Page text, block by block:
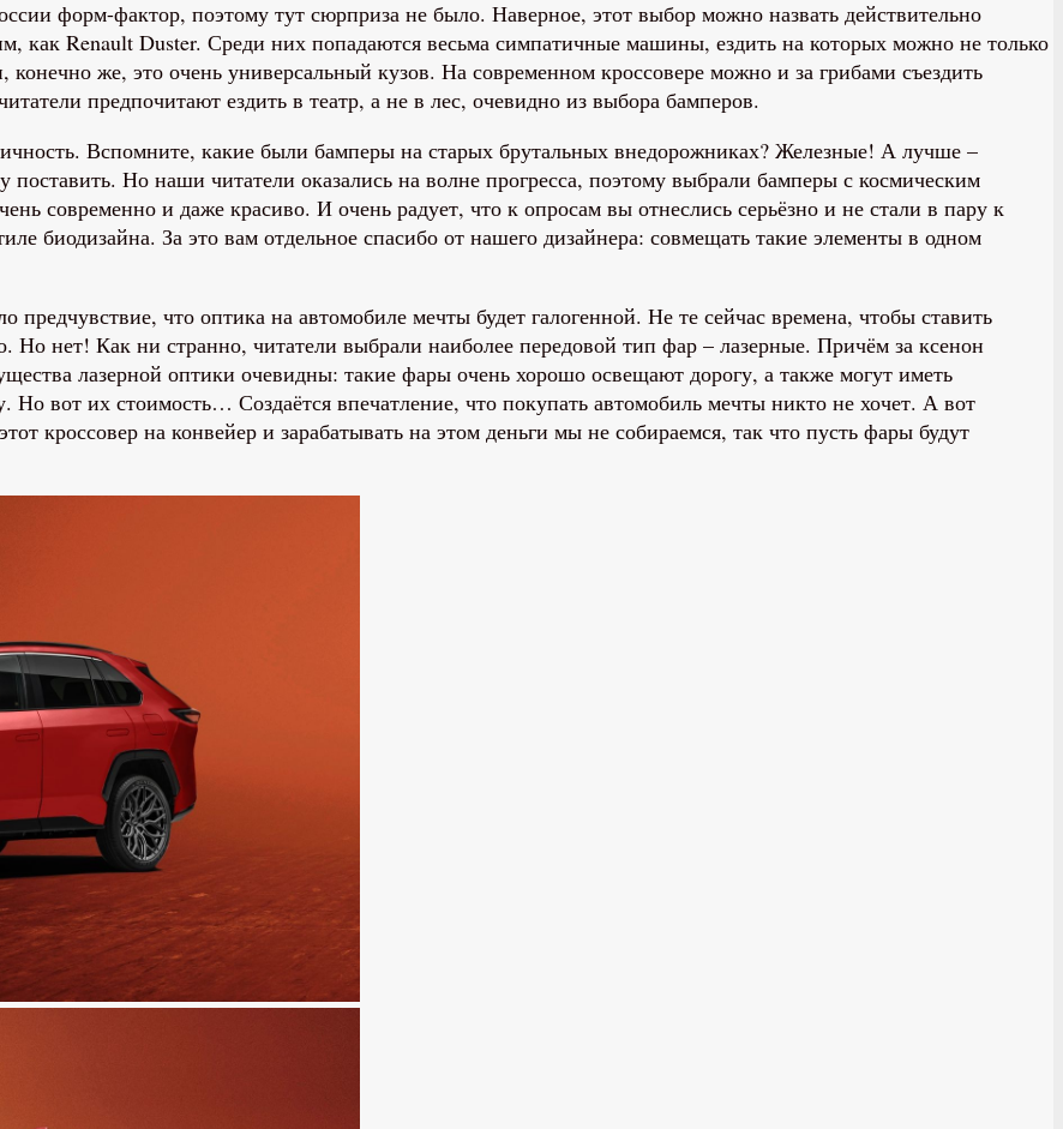
форм-фактор, поэтому тут сюрприза не было. Наверное, этот выбор можно назвать действительно
как Renault Duster. Среди них попадаются весьма симпатичные машины, ездить на которых можно не только
же, это очень универсальный кузов. На современном кроссовере можно и за грибами съездить
предпочитают ездить в театр, а не в лес, очевидно из выбора бамперов.
Вспомните, какие были бамперы на старых брутальных внедорожниках? Железные! А лучше –
Но наши читатели оказались на волне прогресса, поэтому выбрали бамперы с космическим
современно и даже красиво. И очень радует, что к опросам вы отнеслись серьёзно и не стали в пару к
биодизайна. За это вам отдельное спасибо от нашего дизайнера: совмещать такие элементы в одном
что оптика на автомобиле мечты будет галогенной. Не те сейчас времена, чтобы ставить
Но нет! Как ни странно, читатели выбрали наиболее передовой тип фар – лазерные. Причём за ксенон
лазерной оптики очевидны: такие фары очень хорошо освещают дорогу, а также могут иметь
Но вот их стоимость… Создаётся впечатление, что покупать автомобиль мечты никто не хочет. А вот
кроссовер на конвейер и зарабатывать на этом деньги мы не собираемся, так что пусть фары будут